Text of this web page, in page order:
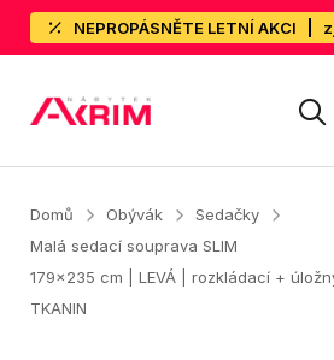
NEPROPÁSNĚTE LETNÍ AKCI
Domů Obývák
Sedačky
Malá sedací souprava SLIM
179x235 cm | LEVÁ | rozkládací +
TKANIN